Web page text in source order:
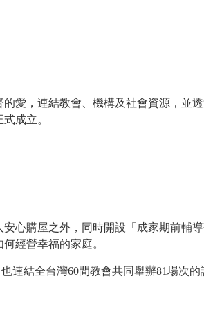
愛，連結教會、機構及社會資源，並
成立。
心購屋之外，同時開設「成家期前輔
經營幸福的家庭。
結全台灣60間教會共同舉辦81場次的